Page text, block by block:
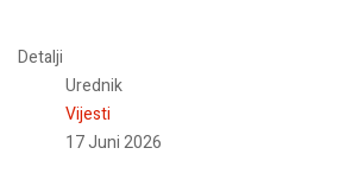
Detalji
Urednik
Vijesti
17 Juni 2026